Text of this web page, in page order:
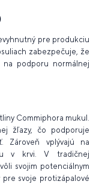
pre produkciu
zabezpečuje, že
na podporu normálnej
Commiphora mukul.
žľazy, čo podporuje
Zároveň vplývajú na
v krvi. V tradičnej
svojim potenciálnym
pre svoje protizápalové